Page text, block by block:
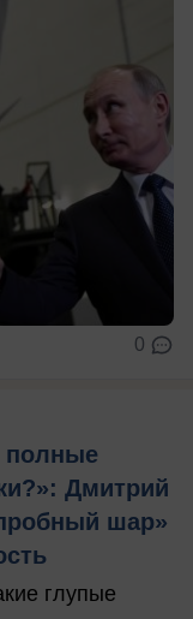
0
полные
Дмитрий
шар»
глупые